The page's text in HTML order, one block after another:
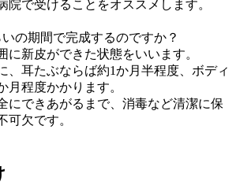
院で受けることをオススメします。
の期間で完成するのですか？
に新皮ができた状態をいいます。
、耳たぶならば約1か月半程度、ボディ
月程度かかります。
にできあがるまで、消毒など清潔に保
可欠です。